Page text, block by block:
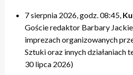
7 sierpnia 2026, godz. 08:45,
Goście redaktor Barbary
imprezach organizowanych
Sztuki oraz innych działaniach
30 lipca 2026)